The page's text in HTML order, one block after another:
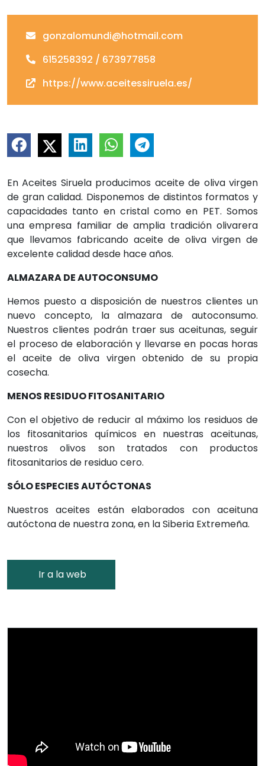
gonzalomundi@hotmail.com
615258392 / 673977858
https://www.aceitessiruela.es/
En Aceites Siruela producimos aceite de oliva virgen
de gran calidad. Disponemos de distintos formatos y
capacidades tanto en cristal como en PET. Somos
una empresa familiar de amplia tradición olivarera
que llevamos fabricando aceite de oliva virgen de
excelente calidad desde hace años.
ALMAZARA DE AUTOCONSUMO
Hemos puesto a disposición de nuestros clientes un
nuevo concepto, la almazara de autoconsumo.
Nuestros clientes podrán traer sus aceitunas, seguir
el proceso de elaboración y llevarse en pocas horas
el aceite de oliva virgen obtenido de su propia
cosecha.
MENOS RESIDUO FITOSANITARIO
Con el objetivo de reducir al máximo los residuos de
los fitosanitarios químicos en nuestras aceitunas,
nuestros olivos son tratados con productos
fitosanitarios de residuo cero.
SÓLO ESPECIES AUTÓCTONAS
Nuestros aceites están elaborados con aceituna
autóctona de nuestra zona, en la Siberia Extremeña.
Ir a la web